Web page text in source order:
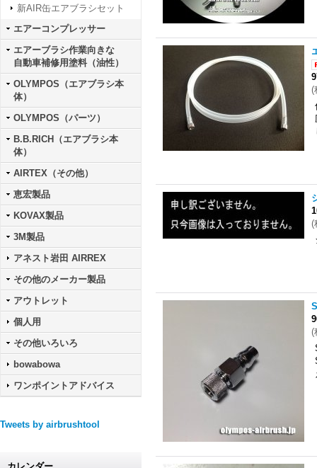
新AIR缶エアブラシセット
エアーコンプレッサー
エアーブラシ作業向きな
自動車補修用塗料（油性）
OLYMPOS（エアブラシ本
体）
OLYMPOS（パーツ）
B.B.RICH（エアブラシ本
体）
AIRTEX（その他）
恵宏製品
KOVAX製品
3M製品
アネスト岩田 AIRREX
その他のメーカー製品
アウトレット
個人用
その他いろいろ
bowabowa
ワンポイントアドバイス
Tweets by airbrushtool
(
(
(